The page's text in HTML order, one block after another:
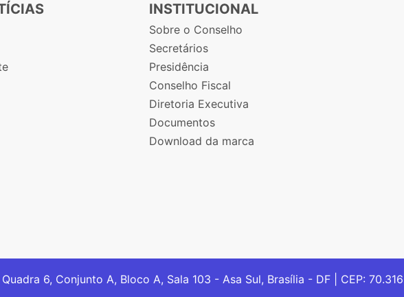
INSTITUCIONAL
Sobre o Conselho
Secretários
Presidência
Conselho Fiscal
Diretoria Executiva
Documentos
Download da marca
6, Conjunto A, Bloco A, Sala 103 - Asa Sul, Brasília - DF | CEP: